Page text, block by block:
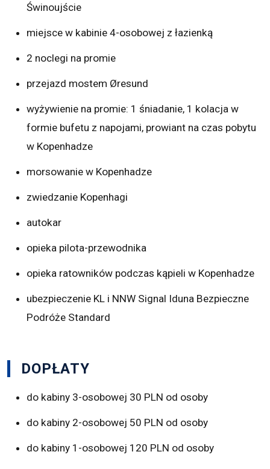
Świnoujście
miejsce w kabinie 4-osobowej z łazienką
2 noclegi na promie
przejazd mostem Øresund
wyżywienie na promie: 1 śniadanie, 1 kolacja w
formie bufetu z napojami, prowiant na czas pobytu
w Kopenhadze
morsowanie w Kopenhadze
zwiedzanie Kopenhagi
autokar
opieka pilota-przewodnika
opieka ratowników podczas kąpieli w Kopenhadze
ubezpieczenie KL i NNW Signal Iduna Bezpieczne
Podróże Standard
DOPŁATY
do kabiny 3-osobowej 30 PLN od osoby
do kabiny 2-osobowej 50 PLN od osoby
do kabiny 1-osobowej 120 PLN od osoby